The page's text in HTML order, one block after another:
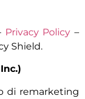
Privacy Policy –
Shield.
di remarketing